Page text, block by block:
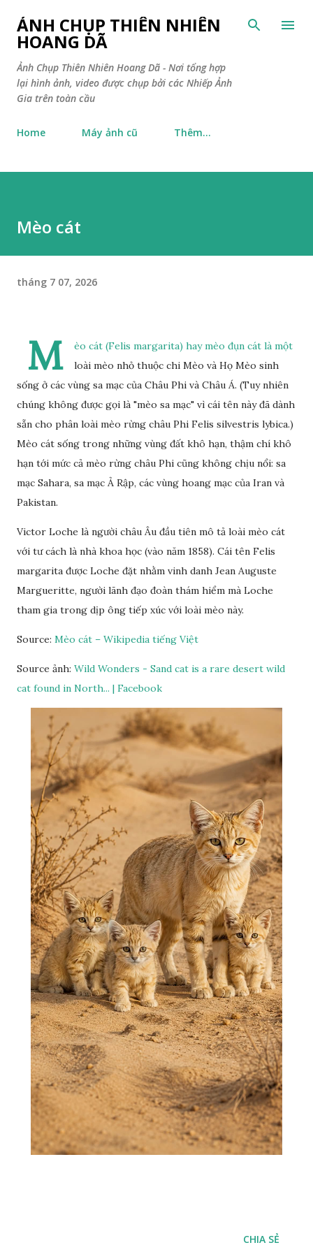
Chuyển đến nội dung chính
ẢNH CHỤP THIÊN NHIÊN
HOANG DÃ
Ảnh Chụp Thiên Nhiên Hoang Dã - Nơi tổng hợp
lại hình ảnh, video được chụp bởi các Nhiếp Ảnh
Gia trên toàn cầu
Home Máy ảnh cũ Thêm…
Mèo cát
tháng 7 07, 2026
M
èo cát (Felis margarita) hay mèo đụn cát là một
loài mèo nhỏ thuộc chi Mèo và Họ Mèo sinh
sống ở các vùng sa mạc của Châu Phi và Châu Á. (Tuy nhiên
chúng không được gọi là "mèo sa mạc" vì cái tên này đã dành
sẵn cho phân loài mèo rừng châu Phi Felis silvestris lybica.)
Mèo cát sống trong những vùng đất khô hạn, thậm chí khô
hạn tới mức cả mèo rừng châu Phi cũng không chịu nổi: sa
mạc Sahara, sa mạc Ả Rập, các vùng hoang mạc của Iran và
Pakistan.
Victor Loche là người châu Âu đầu tiên mô tả loài mèo cát
với tư cách là nhà khoa học (vào năm 1858). Cái tên Felis
margarita được Loche đặt nhằm vinh danh Jean Auguste
Margueritte, người lãnh đạo đoàn thám hiểm mà Loche
tham gia trong dịp ông tiếp xúc với loài mèo này.
Source: Mèo cát – Wikipedia tiếng Việt
Source ảnh: Wild Wonders - Sand cat is a rare desert wild
cat found in North... | Facebook
CHIA SẺ